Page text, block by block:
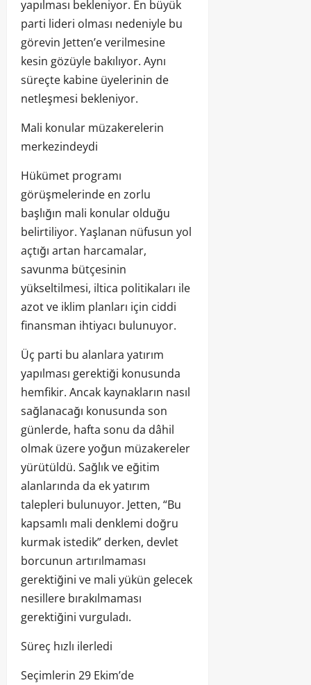
yapılması bekleniyor. En büyük
parti lideri olması nedeniyle bu
görevin Jetten’e verilmesine
kesin gözüyle bakılıyor. Aynı
süreçte kabine üyelerinin de
netleşmesi bekleniyor.
Mali konular müzakerelerin
merkezindeydi
Hükümet programı
görüşmelerinde en zorlu
başlığın mali konular olduğu
belirtiliyor. Yaşlanan nüfusun yol
açtığı artan harcamalar,
savunma bütçesinin
yükseltilmesi, iltica politikaları ile
azot ve iklim planları için ciddi
finansman ihtiyacı bulunuyor.
Üç parti bu alanlara yatırım
yapılması gerektiği konusunda
hemfikir. Ancak kaynakların nasıl
sağlanacağı konusunda son
günlerde, hafta sonu da dâhil
olmak üzere yoğun müzakereler
yürütüldü. Sağlık ve eğitim
alanlarında da ek yatırım
talepleri bulunuyor. Jetten, “Bu
kapsamlı mali denklemi doğru
kurmak istedik” derken, devlet
borcunun artırılmaması
gerektiğini ve mali yükün gelecek
nesillere bırakılmaması
gerektiğini vurguladı.
Süreç hızlı ilerledi
Seçimlerin 29 Ekim’de